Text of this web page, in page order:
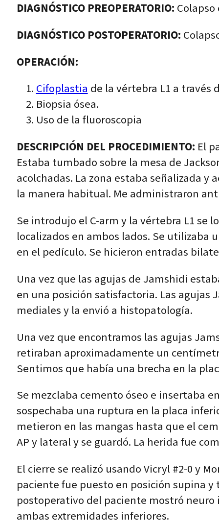
DIAGNÓSTICO PREOPERATORIO:
DIAGNÓSTICO POSTOPERATORIO:
OPERACIÓN:
Cifoplastiade la vértebra L1 a través
Biopsia ósea.
Uso de la fluoroscopia
DESCRIPCIÓN DEL PROCEDIMIENTO: El
Estaba tumbado sobre la mesa de
acolchadas. La zona estaba señalizada
la manera habitual. Me administraron
Se introdujo el C-arm y la vértebra L1 se
localizados en ambos lados. Se
en el pedículo. Se hicieron entradas
Una vez que las agujas de Jamshidi
en una posición satisfactoria. Las agujas
mediales y la envió a histopatología.
Una vez que encontramos las agujas
retiraban aproximadamente un
Sentimos que había una brecha en la
Se mezclaba cemento óseo e insertaba
sospechaba una ruptura en la placa
metieron en las mangas hasta que el
AP y lateral y se guardó. La herida fue
El cierre se realizó usando Vicryl #2-0 y
paciente fue puesto en posición supina
postoperativo del paciente mostró
ambas extremidades inferiores.